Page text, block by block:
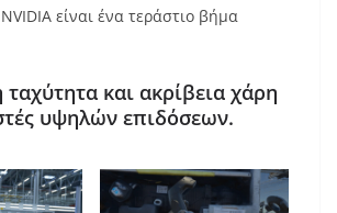
είναι ένα τεράστιο βήμα
και ακρίβεια χάρη
υψηλών επιδόσεων.